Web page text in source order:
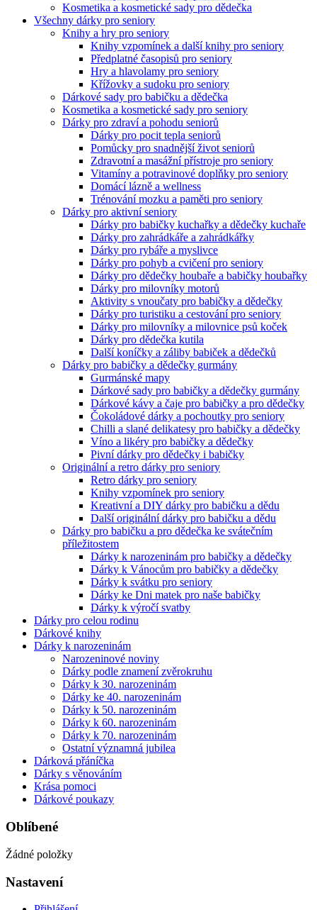
Kosmetika a kosmetické sady pro dědečka
Všechny dárky pro seniory
Knihy a hry pro seniory
Knihy vzpomínek a další knihy pro seniory
Předplatné časopisů pro seniory
Hry a hlavolamy pro seniory
Křížovky a sudoku pro seniory
Dárkové sady pro babičku a dědečka
Kosmetika a kosmetické sady pro seniory
Dárky pro zdraví a pohodu seniorů
Dárky pro pocit tepla seniorů
Pomůcky pro snadnější život seniorů
Zdravotní a masážní přístroje pro seniory
Vitamíny a potravinové doplňky pro seniory
Domácí lázně a wellness
Trénování mozku a paměti pro seniory
Dárky pro aktivní seniory
Dárky pro babičky kuchařky a dědečky kuchaře
Dárky pro zahrádkáře a zahrádkářky
Dárky pro rybáře a myslivce
Dárky pro pohyb a cvičení pro seniory
Dárky pro dědečky houbaře a babičky houbařky
Dárky pro milovníky motorů
Aktivity s vnoučaty pro babičky a dědečky
Dárky pro turistiku a cestování pro seniory
Dárky pro milovníky a milovnice psů koček
Dárky pro dědečka kutila
Další koníčky a záliby babiček a dědečků
Dárky pro babičky a dědečky gurmány
Gurmánské mapy
Dárkové sady pro babičky a dědečky gurmány
Dárkové kávy a čaje pro babičky a pro dědečky
Čokoládové dárky a pochoutky pro seniory
Chilli a slané delikatesy pro babičky a dědečky
Víno a likéry pro babičky a dědečky
Pivní dárky pro dědečky i babičky
Originální a retro dárky pro seniory
Retro dárky pro seniory
Knihy vzpomínek pro seniory
Kreativní a DIY dárky pro babičku a dědu
Další originální dárky pro babičku a dědu
Dárky pro babičku a pro dědečka ke svátečním
příležitostem
Dárky k narozeninám pro babičky a dědečky
Dárky k Vánocům pro babičky a dědečky
Dárky k svátku pro seniory
Dárky ke Dni matek pro naše babičky
Dárky k výročí svatby
Dárky pro celou rodinu
Dárkové knihy
Dárky k narozeninám
Narozeninové noviny
Dárky podle znamení zvěrokruhu
Dárky k 30. narozeninám
Dárky ke 40. narozeninám
Dárky k 50. narozeninám
Dárky k 60. narozeninám
Dárky k 70. narozeninám
Ostatní významná jubilea
Dárková přáníčka
Dárky s věnováním
Krása pomoci
Dárkové poukazy
Oblíbené
Žádné položky
Nastavení